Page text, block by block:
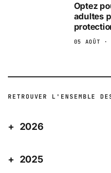
Optez
adultes
05 AOÛT ·
RETROUVER L'ENSEMBLE
2026
2025